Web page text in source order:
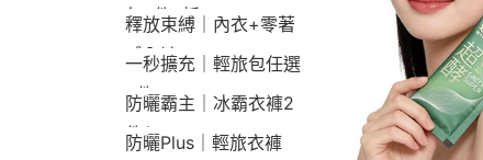
包2件9折
釋放束縛｜內衣+零著
感內褲
一秒擴充｜輕旅包任選
2件2190
防曬霸主｜冰霸衣褲2
件$1790
防曬Plus｜輕旅衣褲